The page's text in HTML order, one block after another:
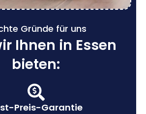
Gründe für uns
Ihnen in Essen
bieten:
Preis-Garantie